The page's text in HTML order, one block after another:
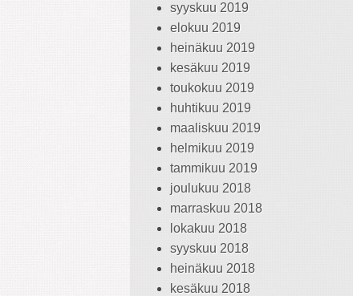
syyskuu 2019
elokuu 2019
heinäkuu 2019
kesäkuu 2019
toukokuu 2019
huhtikuu 2019
maaliskuu 2019
helmikuu 2019
tammikuu 2019
joulukuu 2018
marraskuu 2018
lokakuu 2018
syyskuu 2018
heinäkuu 2018
kesäkuu 2018